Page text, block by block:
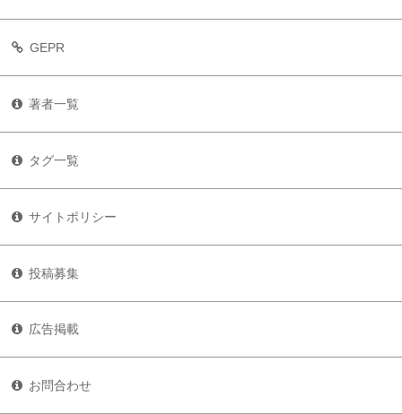
GEPR
著者一覧
タグ一覧
サイトポリシー
投稿募集
広告掲載
お問合わせ